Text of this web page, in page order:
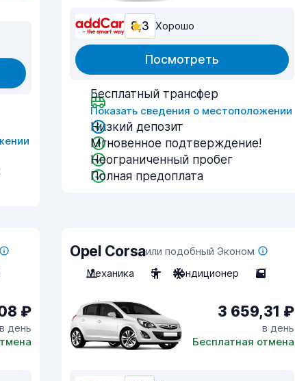
8,3 Хорошо
Посмотреть
Бесплатный трансфер
Показать сведения о местоположении
Низкий депозит
Мгновенное подтверждение!
Неограниченный пробег
Полная предоплата
₽
в день
Opel Corsaили подобный Эконом
Механика
5 Кондиционер 5
3 659,31 ₽
в день
Бесплатная отмена